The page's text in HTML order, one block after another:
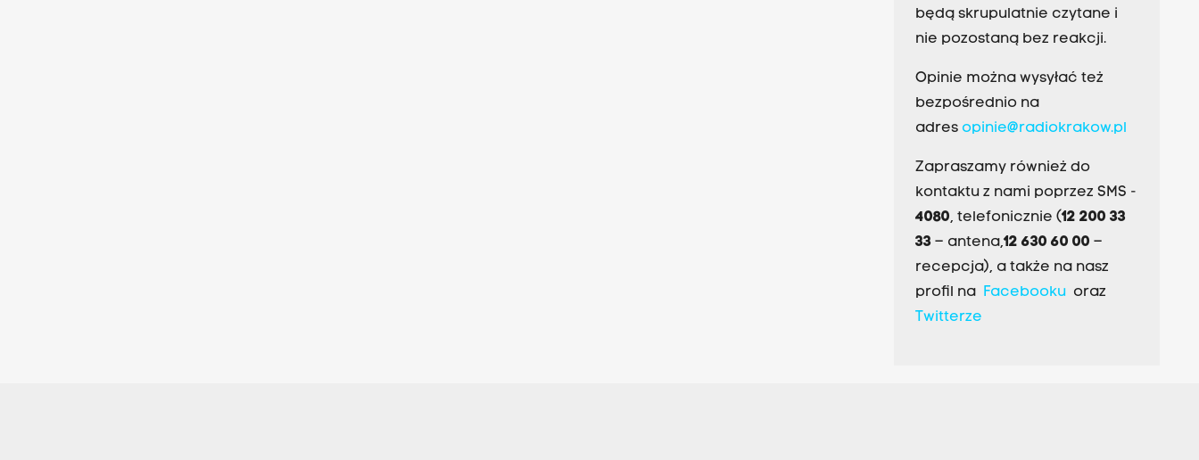
będą skrupulatnie czytane i
nie pozostaną bez reakcji.
Opinie można wysyłać też
bezpośrednio na
adres opinie@radiokrakow.pl
Zapraszamy również do
kontaktu z nami poprzez SMS -
4080, telefonicznie (12 200 33
33– antena,12 630 60 00 –
recepcja), a także na nasz
profil na Facebookuoraz
Twitterze